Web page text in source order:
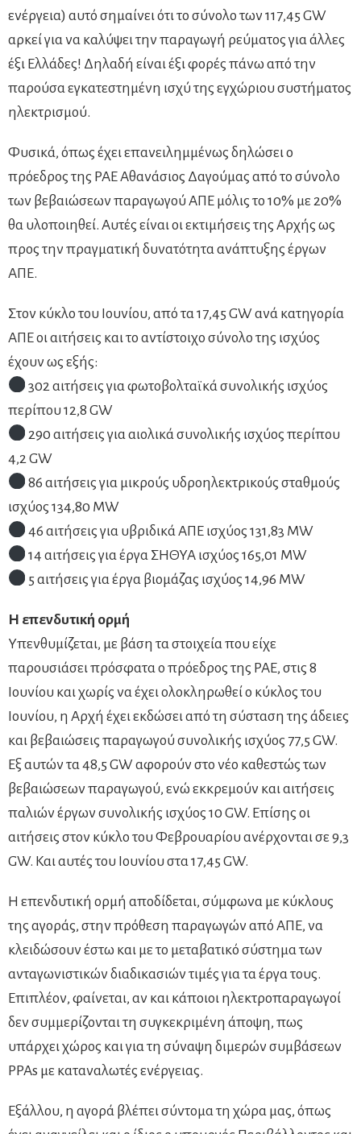
ενέργεια) αυτό σημαίνει ότι το σύνολο των 117,45 GW
αρκεί για να καλύψει την παραγωγή ρεύματος για άλλες
έξι Ελλάδες! Δηλαδή είναι έξι φορές πάνω από την
παρούσα εγκατεστημένη ισχύ της εγχώριου συστήματος
ηλεκτρισμού.
Φυσικά, όπως έχει επανειλημμένως δηλώσει ο
πρόεδρος της ΡΑΕ Αθανάσιος Δαγούμας από το σύνολο
των βεβαιώσεων παραγωγού ΑΠΕ μόλις το 10% με 20%
θα υλοποιηθεί. Αυτές είναι οι εκτιμήσεις της Αρχής ως
προς την πραγματική δυνατότητα ανάπτυξης έργων
ΑΠΕ.
Στον κύκλο του Ιουνίου, από τα 17,45 GW ανά κατηγορία
ΑΠΕ οι αιτήσεις και το αντίστοιχο σύνολο της ισχύος
έχουν ως εξής:
302 αιτήσεις για φωτοβολταϊκά συνολικής ισχύος
περίπου 12,8 GW
290 αιτήσεις για αιολικά συνολικής ισχύος περίπου
4,2 GW
86 αιτήσεις για μικρούς υδροηλεκτρικούς σταθμούς
ισχύος 134,80 MW
46 αιτήσεις για υβριδικά ΑΠΕ ισχύος 131,83 MW
14 αιτήσεις για έργα ΣΗΘΥΑ ισχύος 165,01 MW
5 αιτήσεις για έργα βιομάζας ισχύος 14,96 MW
Η επενδυτική ορμή
Υπενθυμίζεται, με βάση τα στοιχεία που είχε
παρουσιάσει πρόσφατα ο πρόεδρος της ΡΑΕ, στις 8
Ιουνίου και χωρίς να έχει ολοκληρωθεί ο κύκλος του
Ιουνίου, η Αρχή έχει εκδώσει από τη σύσταση της άδειες
και βεβαιώσεις παραγωγού συνολικής ισχύος 77,5 GW.
Εξ αυτών τα 48,5 GW αφορούν στο νέο καθεστώς των
βεβαιώσεων παραγωγού, ενώ εκκρεμούν και αιτήσεις
παλιών έργων συνολικής ισχύος 10 GW. Επίσης οι
αιτήσεις στον κύκλο του Φεβρουαρίου ανέρχονται σε 9,3
GW. Και αυτές του Ιουνίου στα 17,45 GW.
Η επενδυτική ορμή αποδίδεται, σύμφωνα με κύκλους
της αγοράς, στην πρόθεση παραγωγών από ΑΠΕ, να
κλειδώσουν έστω και με το μεταβατικό σύστημα των
ανταγωνιστικών διαδικασιών τιμές για τα έργα τους.
Επιπλέον, φαίνεται, αν και κάποιοι ηλεκτροπαραγωγοί
δεν συμμερίζονται τη συγκεκριμένη άποψη, πως
υπάρχει χώρος και για τη σύναψη διμερών συμβάσεων
PPAs με καταναλωτές ενέργειας.
Εξάλλου, η αγορά βλέπει σύντομα τη χώρα μας, όπως